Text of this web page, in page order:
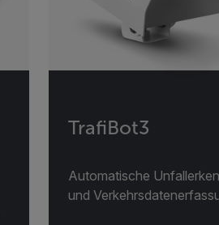
TrafiBot3
Automatische
und